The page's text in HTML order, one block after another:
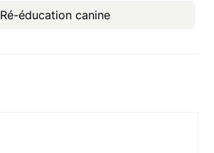
Ré-éducation canine